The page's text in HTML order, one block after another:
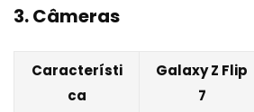
3. Câmeras
Característi
ca
Galaxy Z Flip
7